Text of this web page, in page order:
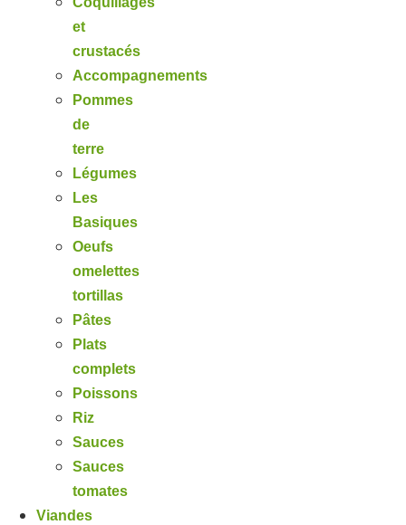
et
crustacés
Accompagnements
Pommes
de
terre
Légumes
Les
Basiques
Oeufs
omelettes
tortillas
Pâtes
Plats
complets
Poissons
Riz
Sauces
Sauces
tomates
Viandes